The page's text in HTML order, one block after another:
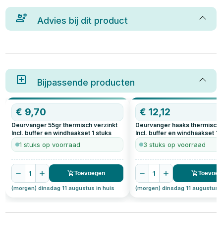
Advies bij dit product
Bijpassende producten
€ 9,70
Deurvanger 55gr thermisch verzinkt
Incl. buffer en windhaakset 1 stuks
1 stuks op voorraad
1 Toevoegen
(morgen) dinsdag 11 augustus in huis
€12,12
Deurvanger haaks
Incl. buffer en windhaakset 1
3 stuks op voorraad
1
(morgen) dinsdag 11 augustus